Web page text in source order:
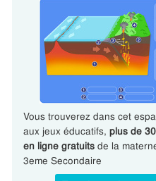
Vous trouverez dans cet
aux jeux éducatifs, plus de
en ligne gratuitsde la
3eme Secondaire